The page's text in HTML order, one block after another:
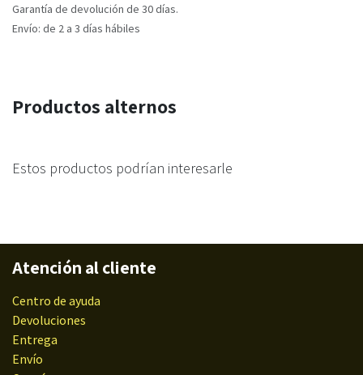
Garantía de devolución de 30 días.
Envío: de 2 a 3 días hábiles
Productos alternos
Estos productos podrían interesarle
Atención al cliente
Centro de ayuda
Devoluciones
Entrega
Envío